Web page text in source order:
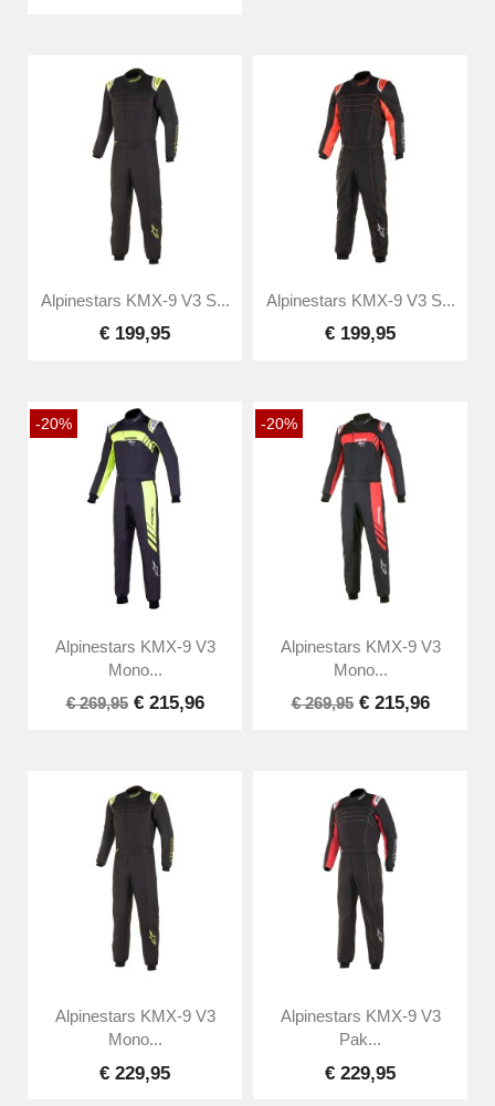
Alpinestars KMX-9 V3 S...
€ 199,95
Alpinestars KMX-9 V3 S...
€ 199,95
-20%
Alpinestars KMX-9 V3
Mono...
€ 269,95 € 215,96
-20%
Alpinestars KMX-9 V3
Mono...
€ 269,95 € 215,96
Alpinestars KMX-9 V3
Mono...
€ 229,95
Alpinestars KMX-9 V3
Pak...
€ 229,95